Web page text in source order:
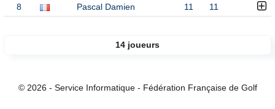
8 Pascal Damien 11 11
14 joueurs
© 2026 - Service Informatique - Fédération Française de Golf